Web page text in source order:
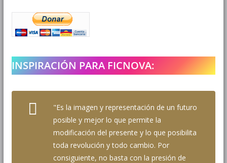
INSPIRACIÓN PARA FICNOVA:
"Es la imagen y representación de un futuro
posible y mejor lo que permite la
modificación del presente y lo que posibilita
toda revolución y todo cambio. Por
consiguiente, no basta con la presión de